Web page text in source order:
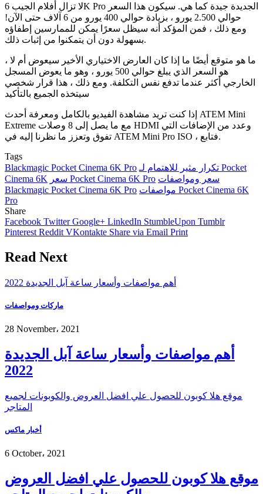
لا تزال أفلام الجيب 6K Pro الجديدة جيدة كما هي. سيكون هذا السعر
حوالي 2.500 يورو ، بزيادة حوالي 400 يورو من 6 آلاف حتى الآن!
ومع ذلك ، فمن المؤكد أنه سيظل سعرًا يمكن للممارسين إطفاؤه
بسهولة دون أن يتمكنوا من إثبات ذلك.
ما هو متوقع أيضًا ما إذا كان العارض الاختياري الأخير سيعوض أم لا ،
هو السعر الذي يبلغ حوالي 500 يورو ، وهو ما يعوض المسجل
الخارجي أكثر عندما تدفع نفس التكلفة. ومع ذلك ، هذا قرار شخصي
سيتخذه الجميع بالتأكيد
إذا كنت تريد مشاهدة الفيديو بالكامل ومعرفة أحدث ATEM Mini
Extreme مع ما يصل إلى 8 وصلات HDMI وعدد من الإضافات التي
تفوق وتعزز ما نظرنا إليه في ATEM Mini Pro ISO ، فتابع.
Tags
Blackmagic Pocket Cinema 6K Pro تكرار مثير للاهتمام لـ Pocket
Cinema 6K
سعر Pocket Cinema 6K Pro سعر ومواصفات
Blackmagic Pocket Cinema 6K Pro مواصفات Pocket Cinema 6K
Pro
Share
Facebook Twitter Google+ LinkedIn StumbleUpon Tumblr
Pinterest Reddit VKontakte Share via Email Print
Read Next
أهم مواصفات وأسعار ساعة آبل الجديدة 2022
ماركات ومواصفات
28 November، 2021
أهم مواصفات وأسعار ساعة آبل الجديدة
2022
موقع هلا كوبون للحصول علي افضل العروض والكوبونات لجميع
المتاجر
أخبار ماكس
6 October، 2021
موقع هلا كوبون للحصول علي افضل العروض